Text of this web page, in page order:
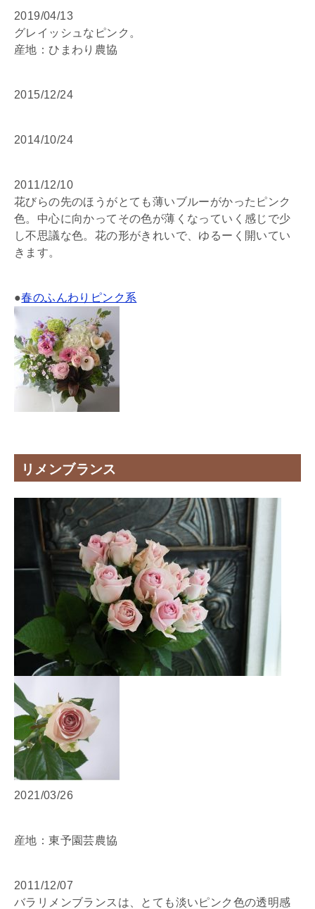
2019/04/13
グレイッシュなピンク。
産地：ひまわり農協
2015/12/24
2014/10/24
2011/12/10
花びらの先のほうがとても薄いブルーがかったピンク
色。中心に向かってその色が薄くなっていく感じで少
し不思議な色。花の形がきれいで、ゆるーく開いてい
きます。
●春のふんわりピンク系
リメンブランス
2021/03/26
産地：東予園芸農協
2011/12/07
バラリメンブランスは、とても淡いピンク色の透明感